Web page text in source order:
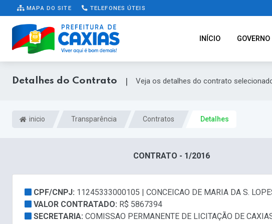
MAPA DO SITE TELEFONES ÚTEIS
INÍCIO GOVERNO
Detalhes do Contrato | Veja os detalhes do contrato
inicio Transparência Contratos Detalhes
CONTRATO - 1/2016
CPF/CNPJ: 11245333000105 | CONCEICAO DE MARIA DA S.
VALOR CONTRATADO: R$ 5867394
SECRETARIA: COMISSAO PERMANENTE DE LICITAÇÃO DE